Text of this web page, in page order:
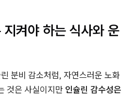
켜야 하는 식사와 운
분비 감소처럼, 자연스러운 노화
것은 사실이지만 인슐린 감수성은